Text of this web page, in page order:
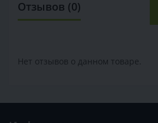
Отзывов (0)
Нет отзывов о данном товаре.